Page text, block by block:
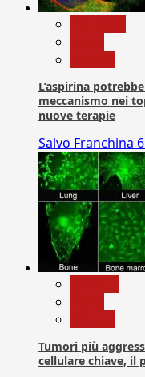
L’aspirina
meccanismo nei
nuove terapie
Salvo Franchina
Tumori più
cellulare chiave, il